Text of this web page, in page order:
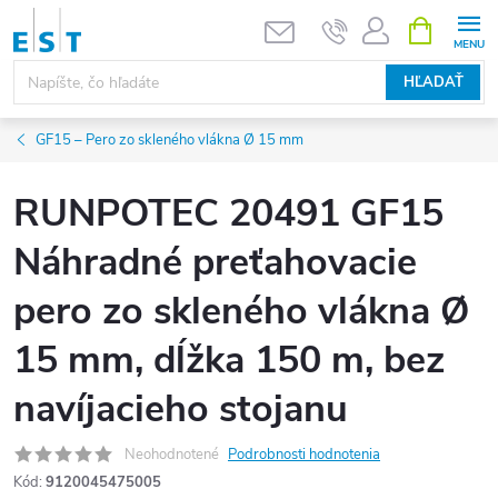
Prejsť
obsah
HĽADAŤ
KOŠÍK
GF15 – Pero zo skleného vlákna Ø 15 mm
RUNPOTEC 20491 GF15
Náhradné preťahovacie
pero zo skleného vlákna Ø
15 mm, dĺžka 150 m, bez
navíjacieho stojanu
Neohodnotené Podrobnosti hodnotenia
Kód: 9120045475005